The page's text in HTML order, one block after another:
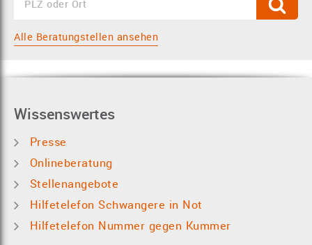
Alle Beratungstellen ansehen
Wissenswertes
Presse
Onlineberatung
Stellenangebote
Hilfetelefon Schwangere in Not
Hilfetelefon Nummer gegen Kummer